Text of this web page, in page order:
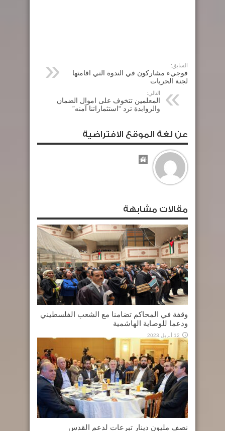
السابق:
فوجيء مشاركون في الندوة التي اقامتها
لجنة الحريات
التالي:
المعلمين تتخوف على اموال الضمان
والروابدة ترد “استثماراتنا آمنه”
عن لغة الموقع الافتراضية
مقالات مشابهة
وقفة في المحاكم تضامنا مع الشعب الفلسطيني
ودعما للوصاية الهاشمية
12 أبريل,2023
نصف مليون دينار تبرعات لدعم القدس